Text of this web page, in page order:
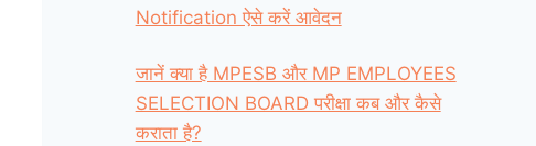
Notification ऐसे करें आवेदन
जानें क्या है MPESB और MP EMPLOYEES
SELECTION BOARD परीक्षा कब और कैसे
कराता है?